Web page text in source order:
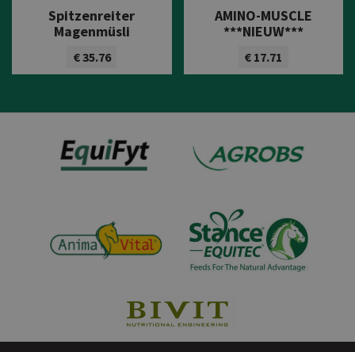
Spitzenreiter
Magenmüsli
€ 35.76
Bekijk product
AMINO-MUSCLE
***NIEUW***
€ 17.71
Bekijk product